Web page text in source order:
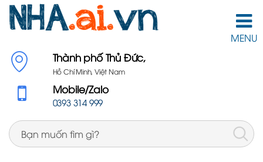
MENU
Thành phố Thủ Đức,
Hồ Chí Minh, Việt Nam
Mobile/Zalo
0393 314 999